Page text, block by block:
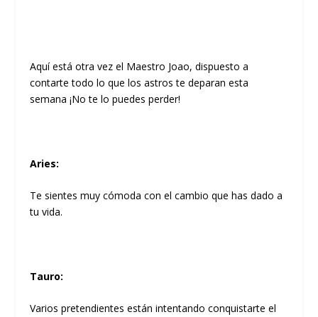
Aquí está otra vez el Maestro Joao, dispuesto a
contarte todo lo que los astros te deparan esta
semana ¡No te lo puedes perder!
Aries:
Te sientes muy cómoda con el cambio que has dado a
tu vida.
Tauro:
Varios pretendientes están intentando conquistarte el